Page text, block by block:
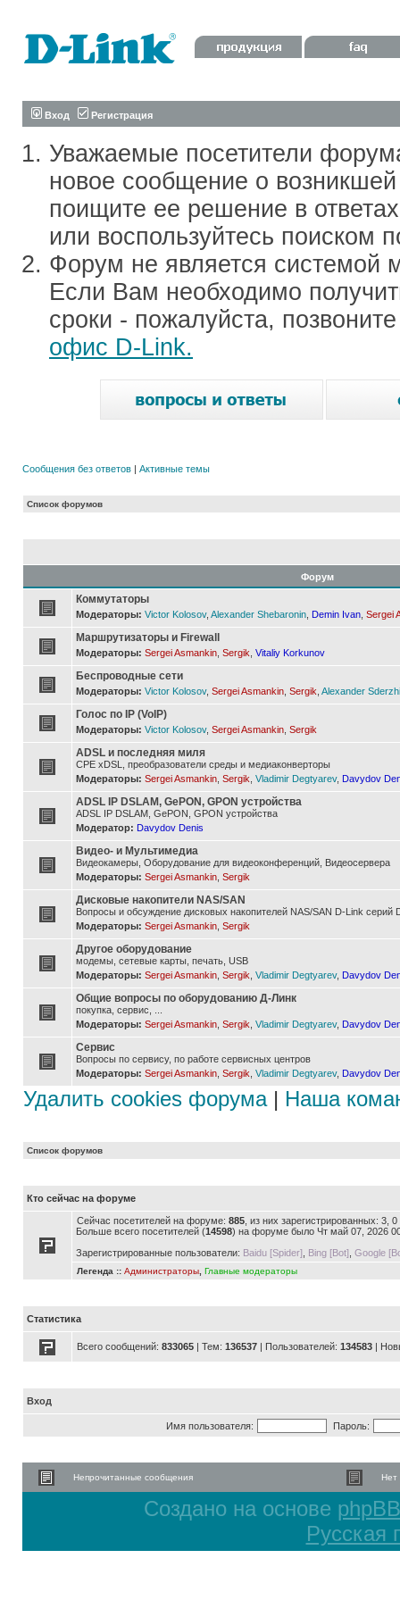
Вход Регистрация
Уважаемые посетители
новое сообщение о
поищите ее решение в
или воспользуйтесь поиском
Форум не является системой
Если Вам необходимо
сроки - пожалуйста,
офис D-Link.
Сообщения без ответов | Активные темы
Список форумов
Форум
Коммутаторы
Модераторы: Victor Kolosov, Alexander Shebaronin Demin Ivan Sergei
Маршрутизаторы и Firewall
Модераторы: Sergei Asmankin Sergik Vitaliy Korkunov
Беспроводные сети
Модераторы: Victor Kolosov, Sergei Asmankin Sergik Alexander
Голос по IP (VoIP)
Модераторы: Victor Kolosov, Sergei Asmankin Sergik
ADSL и последняя миля
CPE xDSL, преобразователи среды и медиаконверторы
Модераторы: Sergei Asmankin Sergik Vladimir Degtyarev, Davydov
ADSL IP DSLAM, GePON, GPON устройства
ADSL IP DSLAM, GePON, GPON устройства
Модератор: Davydov Denis
Видео- и Мультимедиа
Видеокамеры, Оборудование для видеоконференций, Видеосервера
Модераторы: Sergei Asmankin Sergik
Дисковые накопители NAS/SAN
Вопросы и обсуждение дисковых накопителей NAS/SAN D-Link серий
Модераторы: Sergei Asmankin Sergik
Другое оборудование
модемы, сетевые карты, печать, USB
Модераторы: Sergei Asmankin Sergik Vladimir Degtyarev, Davydov
Общие вопросы по оборудованию Д-Линк
покупка, сервис, ...
Модераторы: Sergei Asmankin Sergik Vladimir Degtyarev, Davydov
Сервис
Вопросы по сервису, по работе сервисных центров
Модераторы: Sergei Asmankin Sergik Vladimir Degtyarev, Davydov
Удалить cookies форума| Наша
Список форумов
Кто сейчас на форуме
Сейчас посетителей на форуме: 885 , из них зарегистрированных: 3,
Больше всего посетителей (14598) на форуме было Чт май 07, 2026
Зарегистрированные пользователи: Baidu [Spider] Bing [Bot] Google
Легенда :: Администраторы Главные модераторы
Статистика
Всего сообщений: 833065 | Тем: 136537 | Пользователей: 134583 |
Вход
Имя пользователя: Пароль:
Непрочитанные сообщения Нет
Создано на основе phpBB
Русская